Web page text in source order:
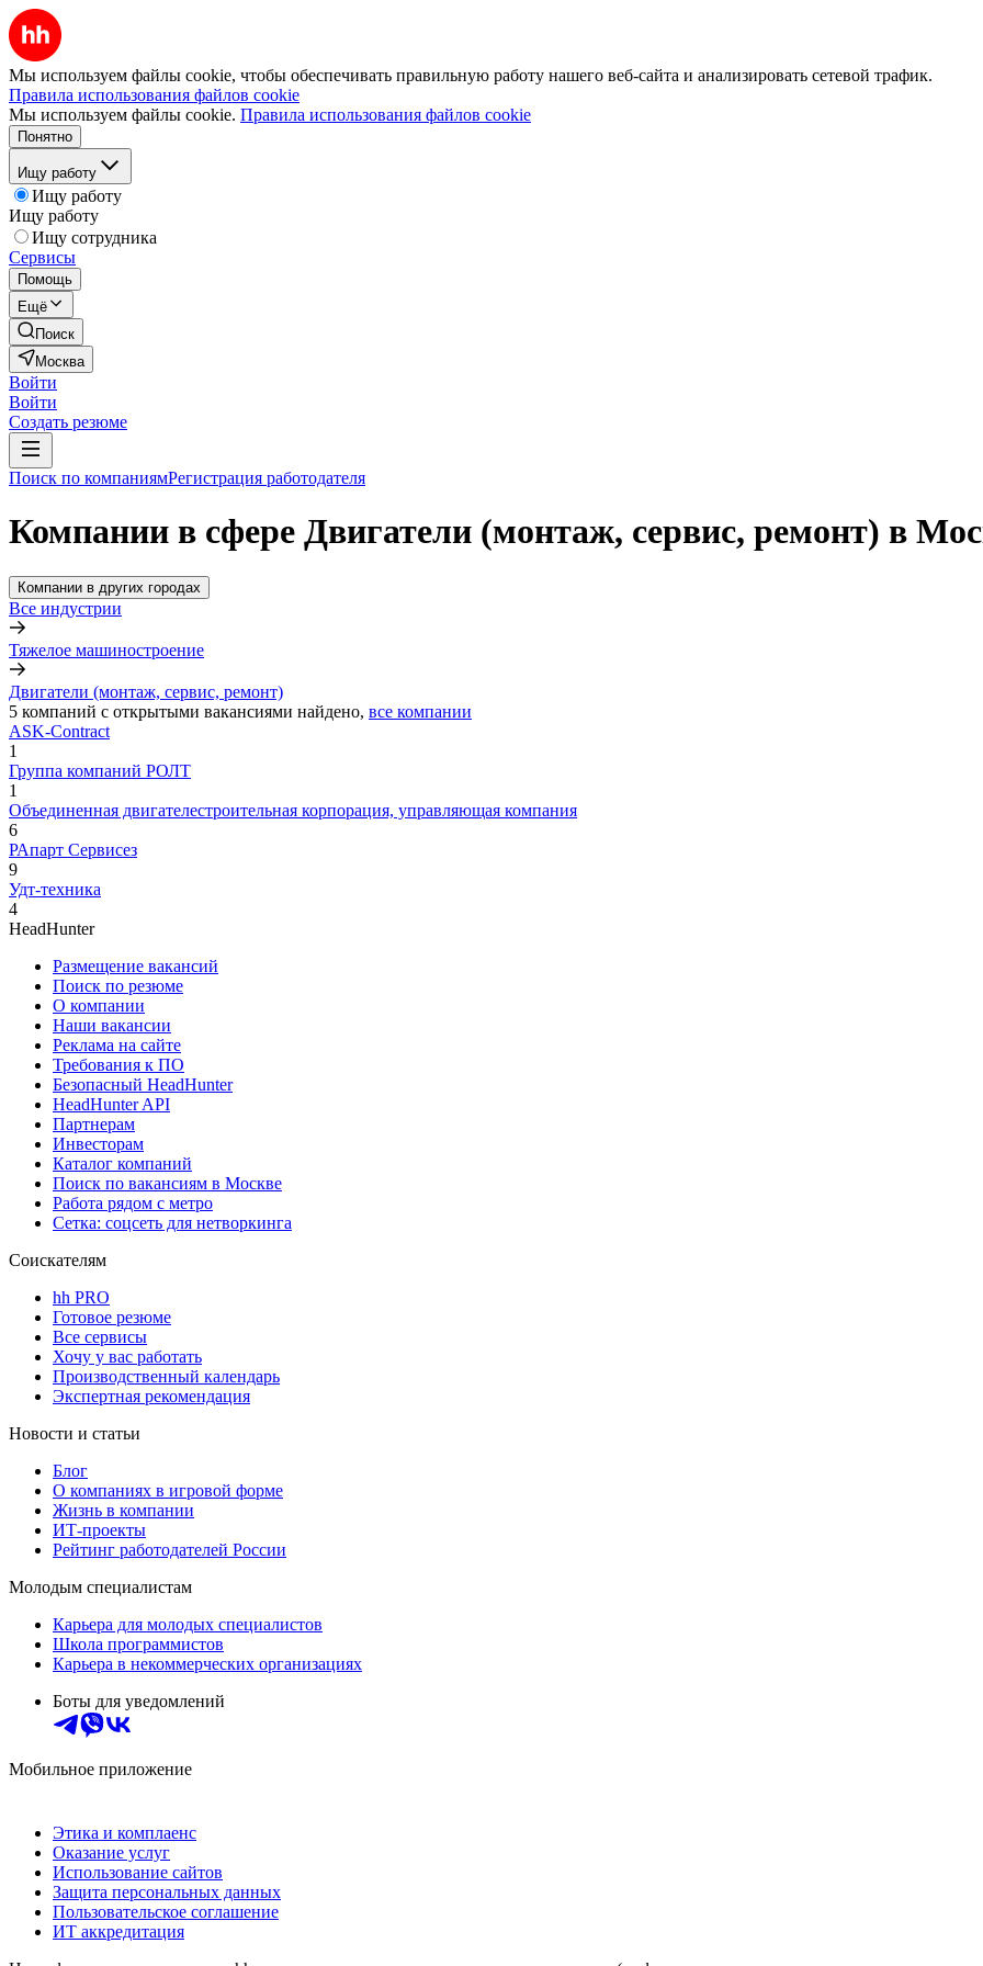
Мы используем файлы cookie, чтобы обеспечивать правильную работу нашего веб-сайта и анализировать сетевой трафик.
Правила использования файлов cookie
Мы используем файлы cookie. Правила использования файлов cookie
Понятно
Ищу работу
Ищу работу
Ищу работу
Ищу сотрудника
Сервисы
Помощь
Ещё
Поиск
Москва
Войти
Войти
Создать резюме
Поиск по компаниямРегистрация работодателя
Компании в сфере Двигатели (монтаж, сервис, ремонт) в
Компании в других городах
Все индустрии
Тяжелое машиностроение
Двигатели (монтаж, сервис, ремонт)
5 компаний с открытыми вакансиями найдено, все компании
ASK-Contract
1
Группа компаний РОЛТ
1
Объединенная двигателестроительная корпорация, управляющая компания
6
РАпарт Сервисез
9
Удт-техника
4
HeadHunter
Размещение вакансий
Поиск по резюме
О компании
Наши вакансии
Реклама на сайте
Требования к ПО
Безопасный HeadHunter
HeadHunter API
Партнерам
Инвесторам
Каталог компаний
Поиск по вакансиям в Москве
Работа рядом с метро
Сетка: соцсеть для нетворкинга
Соискателям
hh PRO
Готовое резюме
Все сервисы
Хочу у вас работать
Производственный календарь
Экспертная рекомендация
Новости и статьи
Блог
О компаниях в игровой форме
Жизнь в компании
ИТ-проекты
Рейтинг работодателей России
Молодым специалистам
Карьера для молодых специалистов
Школа программистов
Карьера в некоммерческих организациях
Боты для уведомлений
Мобильное приложение
Этика и комплаенс
Оказание услуг
Использование сайтов
Защита персональных данных
Пользовательское соглашение
ИТ аккредитация